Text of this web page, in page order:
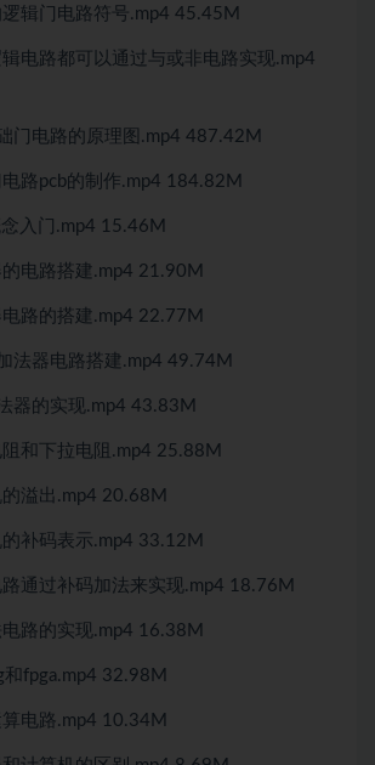
辑门电路符号.mp4 45.45M
电路都可以通过与或非电路实现.mp4
门电路的原理图.mp4 487.42M
路pcb的制作.mp4 184.82M
入门.mp4 15.46M
电路搭建.mp4 21.90M
路的搭建.mp4 22.77M
法器电路搭建.mp4 49.74M
器的实现.mp4 43.83M
和下拉电阻.mp4 25.88M
溢出.mp4 20.68M
补码表示.mp4 33.12M
通过补码加法来实现.mp4 18.76M
路的实现.mp4 16.38M
fpga.mp4 32.98M
电路.mp4 10.34M